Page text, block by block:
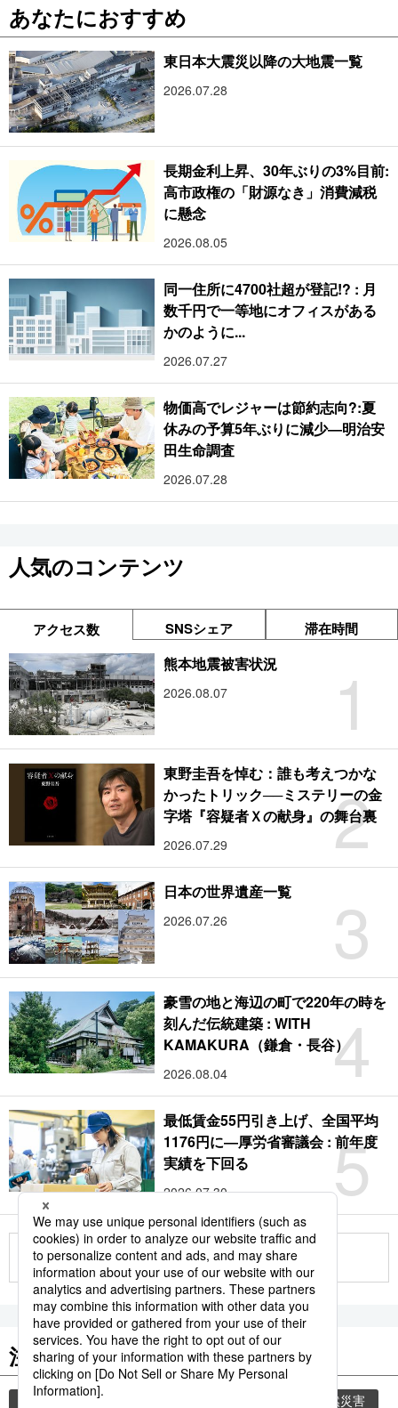
あなたにおすすめ
東日本大震災以降の大地震一覧
2026.07.28
長期金利上昇、30年ぶりの3%目前:
高市政権の「財源なき」消費減税
に懸念
2026.08.05
同一住所に4700社超が登記!? : 月
数千円で一等地にオフィスがある
かのように...
2026.07.27
物価高でレジャーは節約志向?:夏
休みの予算5年ぶりに減少―明治安
田生命調査
2026.07.28
人気のコンテンツ
アクセス数 SNSシェア 滞在時間
1
熊本地震被害状況
2026.08.07
2
東野圭吾を悼む：誰も考えつかな
かったトリック──ミステリーの金
字塔『容疑者Ｘの献身』の舞台裏
2026.07.29
3
日本の世界遺産一覧
2026.07.26
4
豪雪の地と海辺の町で220年の時を
刻んだ伝統建築 : WITH
KAMAKURA（鎌倉・長谷）
2026.08.04
5
最低賃金55円引き上げ、全国平均
1176円に―厚労省審議会 : 前年度
実績を下回る
2026.07.30
もっと見る
注目のキーワード
共同通信ニュース 自然災害